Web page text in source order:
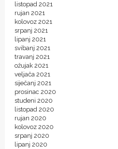
listopad 2021
rujan 2021
kolovoz 2021
srpanj 2021
lipanj 2021
svibanj 2021
travanj 2021
ožujak 2021
veljača 2021
siječanj 2021
prosinac 2020
studeni 2020
listopad 2020
rujan 2020
kolovoz 2020
srpanj 2020
lipanj 2020